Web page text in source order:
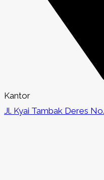
Kantor
Jl. Kyai Tambak Deres